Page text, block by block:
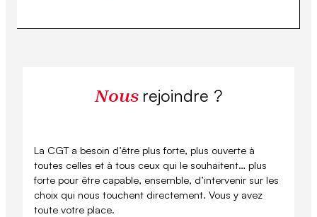
Nous rejoindre ?
La CGT a besoin d’être plus forte, plus ouverte à
toutes celles et à tous ceux qui le souhaitent… plus
forte pour être capable, ensemble, d’intervenir sur les
choix qui nous touchent directement. Vous y avez
toute votre place.